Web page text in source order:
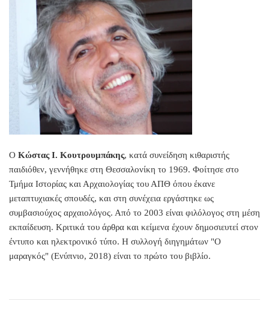
Ο Κώστας Ι. Κουτρουμπάκης, κατά συνείδηση κιθαριστής
παιδιόθεν, γεννήθηκε στη Θεσσαλονίκη το 1969. Φοίτησε στο
Τμήμα Ιστορίας και Αρχαιολογίας του ΑΠΘ όπου έκανε
μεταπτυχιακές σπουδές, και στη συνέχεια εργάστηκε ως
συμβασιούχος αρχαιολόγος. Από το 2003 είναι φιλόλογος στη μέση
εκπαίδευση. Κριτικά του άρθρα και κείμενα έχουν δημοσιευτεί στον
έντυπο και ηλεκτρονικό τύπο. Η συλλογή διηγημάτων "Ο
μαραγκός" (Ενύπνιο, 2018) είναι το πρώτο του βιβλίο.